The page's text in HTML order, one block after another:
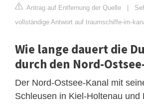
Antrag auf Entfernung der Quelle
vollständige Antwort auf traumschiffe-im-
Wie lange dauert die
durch den Nord-
Der Nord-Ostsee-Kanal mit
Schleusen in Kiel-Holtenau und